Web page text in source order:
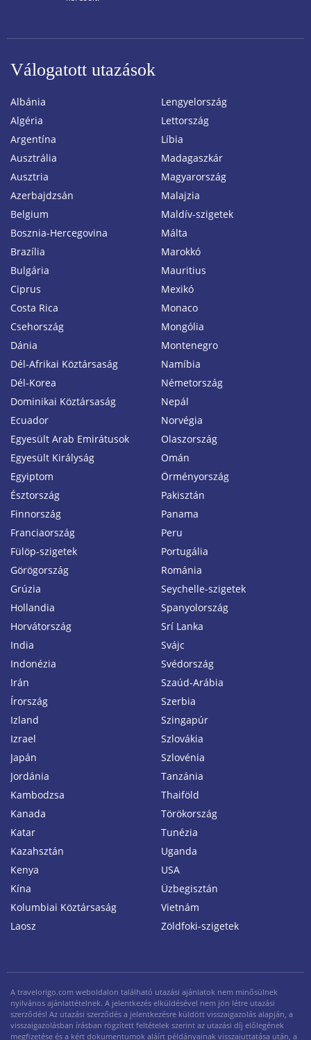
Válogatott utazások
Albánia
Algéria
Argentína
Ausztrália
Ausztria
Azerbajdzsán
Belgium
Bosznia-Hercegovina
Brazília
Bulgária
Ciprus
Costa Rica
Csehország
Dánia
Dél-Afrikai Köztársaság
Dél-Korea
Dominikai Köztársaság
Ecuador
Egyesült Arab Emirátusok
Egyesült Királyság
Egyiptom
Észtország
Finnország
Franciaország
Fülöp-szigetek
Görögország
Grúzia
Hollandia
Horvátország
India
Indonézia
Irán
Írország
Izland
Izrael
Japán
Jordánia
Kambodzsa
Kanada
Katar
Kazahsztán
Kenya
Kína
Kolumbiai Köztársaság
Laosz
Lengyelország
Lettország
Líbia
Madagaszkár
Magyarország
Malajzia
Maldív-szigetek
Málta
Marokkó
Mauritius
Mexikó
Monaco
Mongólia
Montenegro
Namíbia
Németország
Nepál
Norvégia
Olaszország
Omán
Örményország
Pakisztán
Panama
Peru
Portugália
Románia
Seychelle-szigetek
Spanyolország
Srí Lanka
Svájc
Svédország
Szaúd-Arábia
Szerbia
Szingapúr
Szlovákia
Szlovénia
Tanzánia
Thaiföld
Törökország
Tunézia
Uganda
USA
Üzbegisztán
Vietnám
Zöldfoki-szigetek
A travelorigo.com weboldalon található utazási ajánlatok nem minősülnek
nyilvános ajánlattételnek. A jelentkezés elküldésével nem jön létre utazási
szerződés! Az utazási szerződés a jelentkezésre küldött visszaigazolás alapján, a
visszaigazolásban írásban rögzített feltételek szerint az utazási díj előlegének
megfizetése és a kért dokumentumok aláírt példányainak visszajuttatása után, a